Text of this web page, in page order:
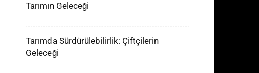
Tarımın Geleceği
Tarımda Sürdürülebilirlik: Çiftçilerin
Geleceği